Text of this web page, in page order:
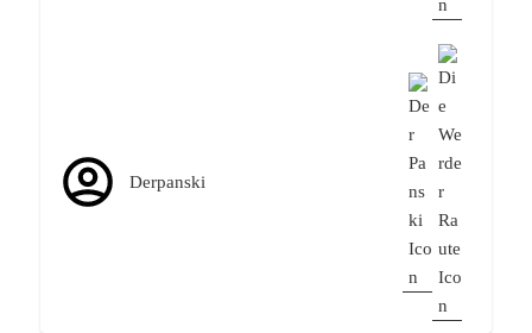
Derpanski